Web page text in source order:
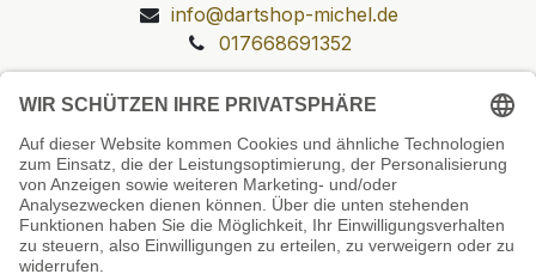
info@dartshop-michel.de
017668691352
Unsere Prüfsiegel